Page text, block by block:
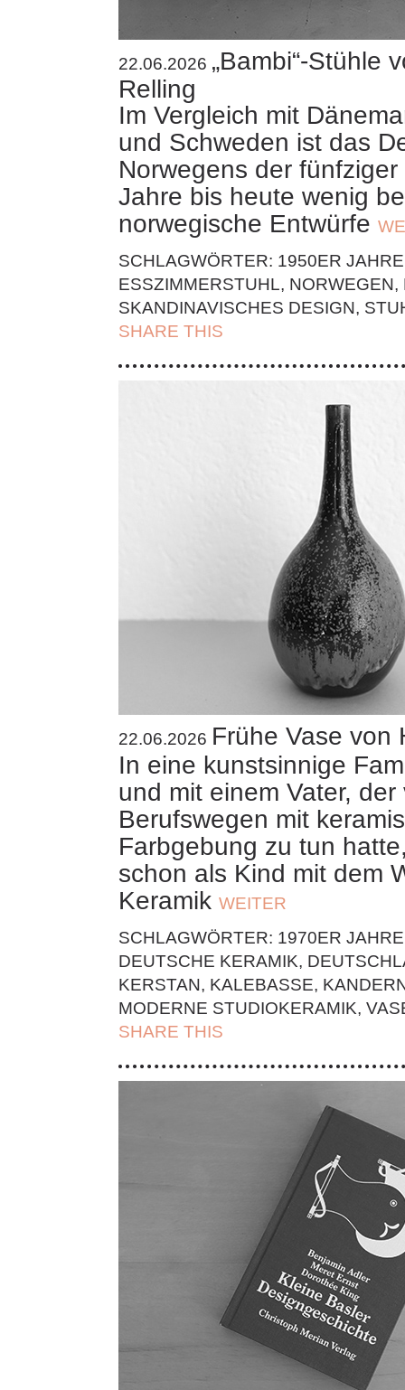
22.06.2026 „Bambi“-Stühle
Relling
Im Vergleich mit
und Schweden ist das
Norwegens der
Jahre bis heute wenig
norwegische Entwürfe
SCHLAGWÖRTER: 1950ER JAHRE
ESSZIMMERSTUHL, NORWEGEN,
SKANDINAVISCHES DESIGN,
SHARE THIS
22.06.2026 Frühe Vase von
In eine kunstsinnige
und mit einem Vater, der
Berufswegen mit
Farbgebung zu tun
schon als Kind mit dem
Keramik WEITER
SCHLAGWÖRTER: 1970ER JAHRE
DEUTSCHE KERAMIK,
KERSTAN, KALEBASSE,
MODERNE STUDIOKERAMIK,
SHARE THIS